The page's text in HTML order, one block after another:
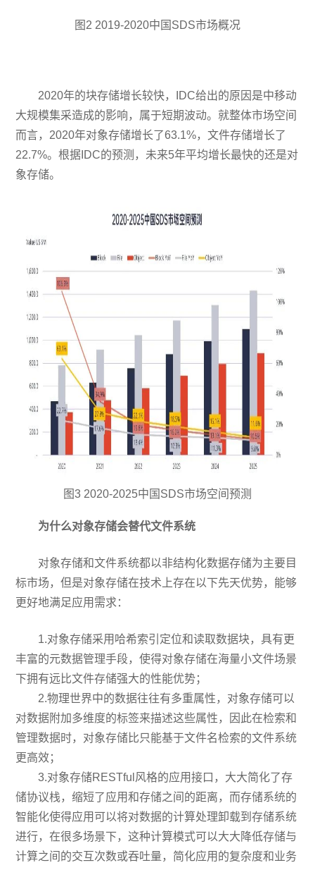
图2 2019-2020中国SDS市场概况
2020年的块存储增长较快，IDC给出的原因是中移动
大规模集采造成的影响，属于短期波动。就整体市场空间
而言，2020年对象存储增长了63.1%，文件存储增长了
22.7%。根据IDC的预测，未来5年平均增长最快的还是对
象存储。
图3 2020-2025中国SDS市场空间预测
为什么对象存储会替代文件系统
对象存储和文件系统都以非结构化数据存储为主要目
标市场，但是对象存储在技术上存在以下先天优势，能够
更好地满足应用需求：
1.对象存储采用哈希索引定位和读取数据块，具有更
丰富的元数据管理手段，使得对象存储在海量小文件场景
下拥有远比文件存储强大的性能优势；
2.物理世界中的数据往往有多重属性，对象存储可以
对数据附加多维度的标签来描述这些属性，因此在检索和
管理数据时，对象存储比只能基于文件名检索的文件系统
更高效；
3.对象存储RESTful风格的应用接口，大大简化了存
储协议栈，缩短了应用和存储之间的距离，而存储系统的
智能化使得应用可以将对数据的计算处理卸载到存储系统
进行，在很多场景下，这种计算模式可以大大降低存储与
计算之间的交互次数或吞吐量，简化应用的复杂度和业务